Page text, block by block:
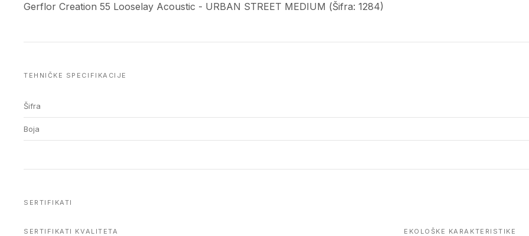
Gerflor Creation 55 Looselay Acoustic - URBAN STREET MEDIUM (Šifra: 1284)
TEHNIČKE SPECIFIKACIJE
Šifra
Boja
SERTIFIKATI
SERTIFIKATI KVALITETA EKOLOŠKE KARAKTERISTIKE